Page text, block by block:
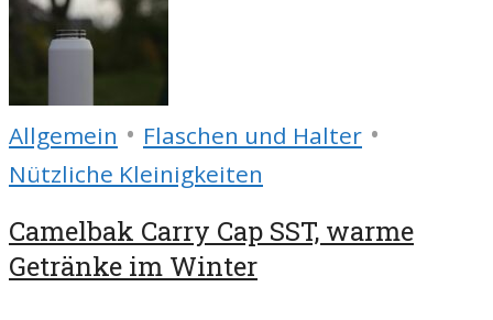
Allgemein • Flaschen und Halter •
Nützliche Kleinigkeiten
Camelbak Carry Cap SST, warme
Getränke im Winter